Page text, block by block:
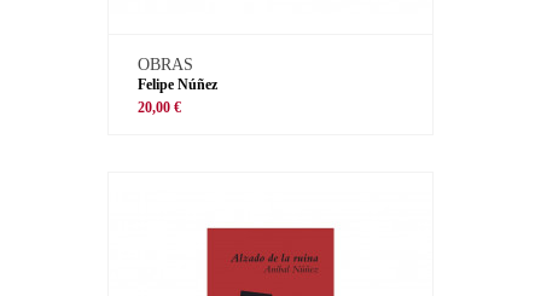
OBRAS
Felipe Núñez
20,00 €